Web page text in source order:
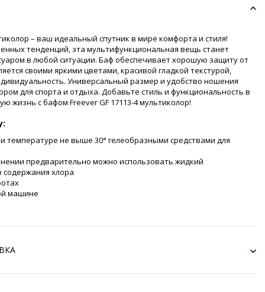
– ваш идеальный спутник в мире комфорта и стиля!
тенденций, эта мультифункциональная вещь станет
в любой ситуации. Баф обеспечивает хорошую защиту от
своими яркими цветами, красивой гладкой текстурой,
Универсальный размер и удобство ношения
для спорта и отдыха. Добавьте стиль и функциональность в
жизнь с бафом Freever GF 17113-4 мультиколор!
температуре не выше 30° гелеобразными средствами для
предварительно можно использовать жидкий
хлора
машине